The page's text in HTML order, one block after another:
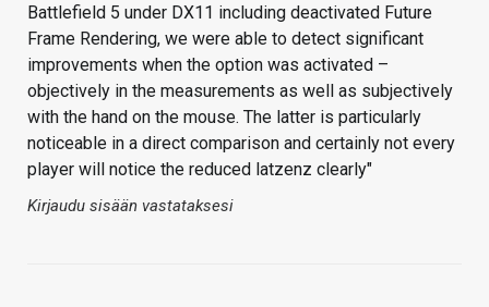
Battlefield 5 under DX11 including deactivated Future
Frame Rendering, we were able to detect significant
improvements when the option was activated –
objectively in the measurements as well as subjectively
with the hand on the mouse. The latter is particularly
noticeable in a direct comparison and certainly not every
player will notice the reduced latzenz clearly"
Kirjaudu sisään vastataksesi